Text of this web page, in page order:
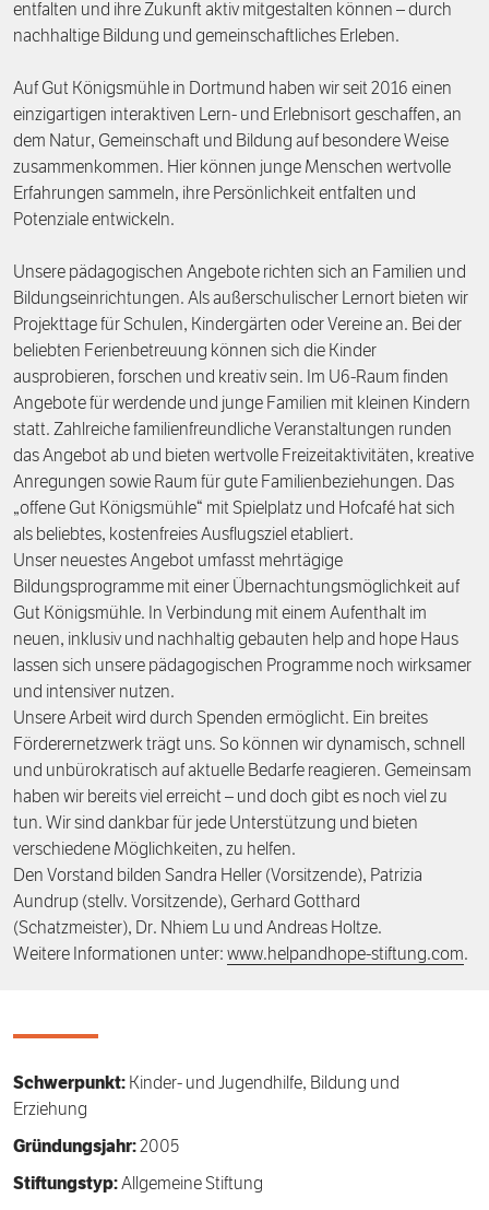
entfalten und ihre Zukunft aktiv mitgestalten können – durch
nachhaltige Bildung und gemeinschaftliches Erleben.
Auf Gut Königsmühle in Dortmund haben wir seit 2016 einen
einzigartigen interaktiven Lern- und Erlebnisort geschaffen, an
dem Natur, Gemeinschaft und Bildung auf besondere Weise
zusammenkommen. Hier können junge Menschen wertvolle
Erfahrungen sammeln, ihre Persönlichkeit entfalten und
Potenziale entwickeln.
Unsere pädagogischen Angebote richten sich an Familien und
Bildungseinrichtungen. Als außerschulischer Lernort bieten wir
Projekttage für Schulen, Kindergärten oder Vereine an. Bei der
beliebten Ferienbetreuung können sich die Kinder
ausprobieren, forschen und kreativ sein. Im U6-Raum finden
Angebote für werdende und junge Familien mit kleinen Kindern
statt. Zahlreiche familienfreundliche Veranstaltungen runden
das Angebot ab und bieten wertvolle Freizeitaktivitäten, kreative
Anregungen sowie Raum für gute Familienbeziehungen. Das
„offene Gut Königsmühle“ mit Spielplatz und Hofcafé hat sich
als beliebtes, kostenfreies Ausflugsziel etabliert.
Unser neuestes Angebot umfasst mehrtägige
Bildungsprogramme mit einer Übernachtungsmöglichkeit auf
Gut Königsmühle. In Verbindung mit einem Aufenthalt im
neuen, inklusiv und nachhaltig gebauten help and hope Haus
lassen sich unsere pädagogischen Programme noch wirksamer
und intensiver nutzen.
Unsere Arbeit wird durch Spenden ermöglicht. Ein breites
Förderernetzwerk trägt uns. So können wir dynamisch, schnell
und unbürokratisch auf aktuelle Bedarfe reagieren. Gemeinsam
haben wir bereits viel erreicht – und doch gibt es noch viel zu
tun. Wir sind dankbar für jede Unterstützung und bieten
verschiedene Möglichkeiten, zu helfen.
Den Vorstand bilden Sandra Heller (Vorsitzende), Patrizia
Aundrup (stellv. Vorsitzende), Gerhard Gotthard
(Schatzmeister), Dr. Nhiem Lu und Andreas Holtze.
Weitere Informationen unter: www.helpandhope-stiftung.com.
Schwerpunkt: Kinder- und Jugendhilfe, Bildung und
Erziehung
Gründungsjahr:2005
Stiftungstyp:Allgemeine Stiftung